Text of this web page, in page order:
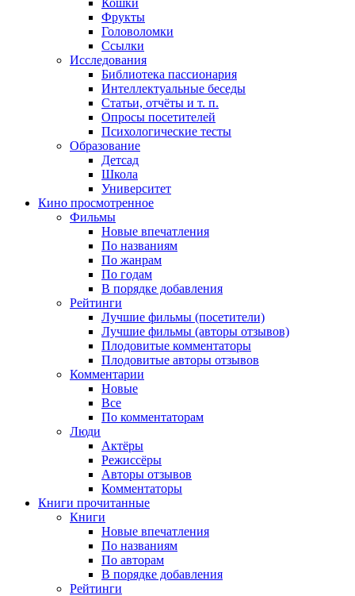
Фрукты
Головоломки
Ссылки
Исследования
Библиотека пассионария
Интеллектуальные беседы
Статьи, отчёты и т. п.
Опросы посетителей
Психологические тесты
Образование
Детсад
Школа
Университет
Кино просмотренное
Фильмы
Новые впечатления
По названиям
По жанрам
По годам
В порядке добавления
Рейтинги
Лучшие фильмы (посетители)
Лучшие фильмы (авторы отзывов)
Плодовитые комментаторы
Плодовитые авторы отзывов
Комментарии
Новые
Все
По комментаторам
Люди
Актёры
Режиссёры
Авторы отзывов
Комментаторы
Книги прочитанные
Книги
Новые впечатления
По названиям
По авторам
В порядке добавления
Рейтинги